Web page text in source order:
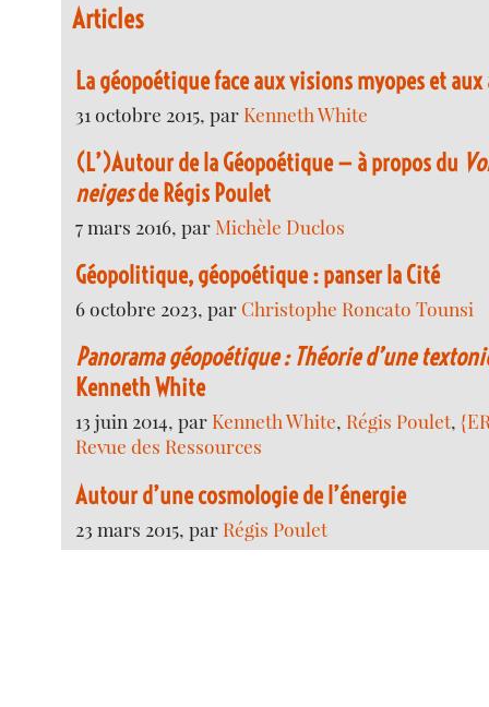
Articles
La géopoétique face aux visions myopes et
31 octobre 2015, parKenneth White
(L’)Autour de la Géopoétique — à propos du
neigesde Régis Poulet
7 mars 2016, parMichèle Duclos
Géopolitique, géopoétique : panser la Cité
6 octobre 2023, par Christophe Roncato Tounsi
Panorama géopoétique : Théorie d’une
Kenneth White
13 juin 2014, parKenneth White, Régis Poulet,
Revue des Ressources
Autour d’une cosmologie de l’énergie
23 mars 2015, par Régis Poulet